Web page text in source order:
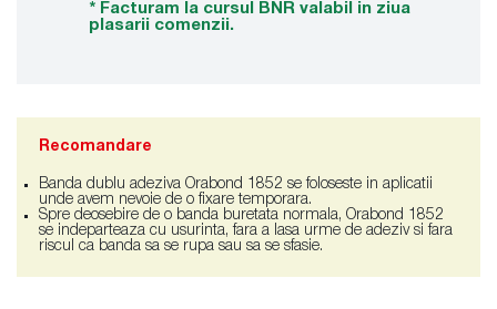
* Facturam la cursul BNR valabil in ziua
plasarii comenzii.
Recomandare
Banda dublu adeziva Orabond 1852 se foloseste in aplicatii
unde avem nevoie de o fixare temporara.
Spre deosebire de o banda buretata normala, Orabond 1852
se indeparteaza cu usurinta, fara a lasa urme de adeziv si fara
riscul ca banda sa se rupa sau sa se sfasie.